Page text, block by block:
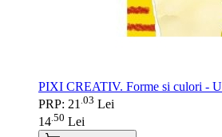
PIXI CREATIV. Forme si culori -
PRP: 21 03 Lei
14.50 Lei